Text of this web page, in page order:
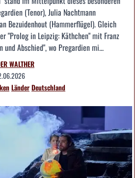
(Tenor), Julia Nachtmann
Bezuidenhout (Hammerflügel). Gleich
"Prolog in Leipzig: Käthchen" mit Franz
Abschied", wo Pregardien mi...
WALTHER
LänderDeutschland